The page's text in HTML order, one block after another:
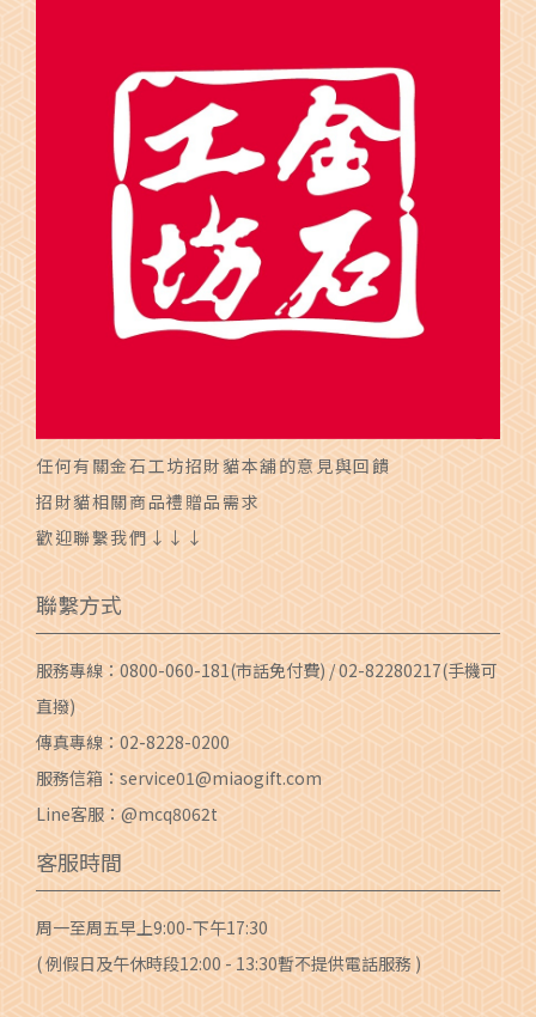
任何有關金石工坊招財貓本舖的意見與回饋
招財貓相關商品禮贈品需求
歡迎聯繫我們↓↓↓
聯繫方式
服務專線：0800-060-181(市話免付費) /02-82280217(手機可
直撥)
傳真專線：02-8228-0200
服務信箱：service01@miaogift.com
Line客服：@mcq8062t
客服時間
周一至周五早上9:00-下午17:30
( 例假日及午休時段12:00 - 13:30暫不提供電話服務 )